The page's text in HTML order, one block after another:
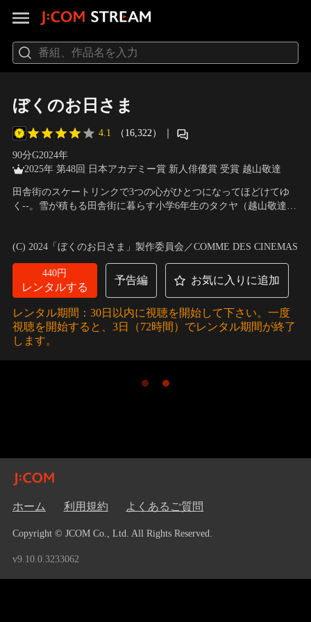
ぼくのお日さま
4.1 （16,322） ｜
90分G2024年
2025年 第48回 日本アカデミー賞 新人俳優賞 受賞 越山敬達
田舎街のスケートリンクで3つの心がひとつになってほどけてゆ
く--。雪が積もる田舎街に暮らす小学6年生のタクヤ（越山敬達）
ホッケーでケガをしたタクヤは、フィギュアスケートの練習をす
る少女・さくら（中西希亜良）と出会う。
(C) 2024「ぼくのお日さま」製作委員会／COMME DES CINEMAS
440円
レンタルする
予告編 お気に入りに追加
レンタル期間：30日以内に視聴を開始して下さい。一度
視聴を開始すると、3日（72時間）でレンタル期間が終了
します。
ホーム 利用規約 よくあるご質問
Copyright © JCOM Co., Ltd. All Rights Reserved.
v9.10.0.3233062